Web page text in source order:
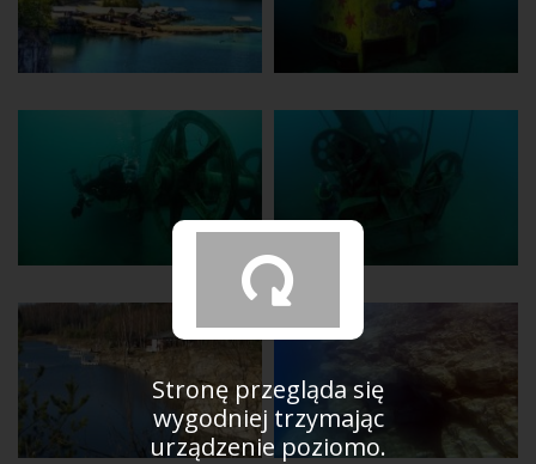
Stronę przegląda się
wygodniej trzymając
urządzenie poziomo.